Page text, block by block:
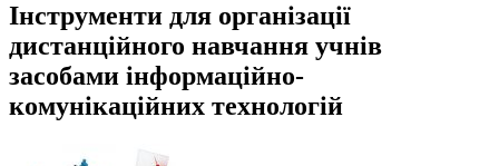
Інструменти для організації
дистанційного навчання учнів
засобами інформаційно-
комунікаційних технологій